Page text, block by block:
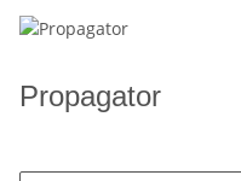
Propagator